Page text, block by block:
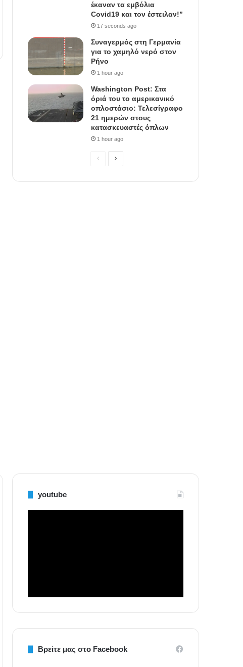
έκαναν τα εμβόλια
Covid19 και τον έστειλαν!”
17 seconds ago
Συναγερμός στη Γερμανία
για το χαμηλό νερό στον
Ρήνο
1 hour ago
Washington Post: Στα
όριά του το αμερικανικό
οπλοστάσιο: Τελεσίγραφο
21 ημερών στους
κατασκευαστές όπλων
1 hour ago